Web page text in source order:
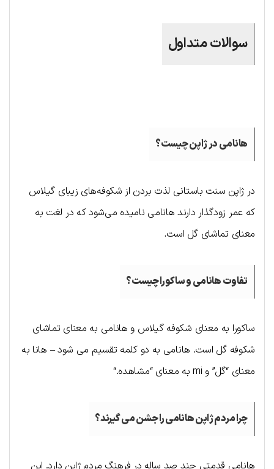
سوالات متداول
هانامی در ژاپن چیست؟
معنای تماشای گل است.
تفاوت هانامی و ساکورا چیست؟
معنای “گل” و
به معنای “مشاهده“.
چرا مردم ژاپن هانامی را جشن می گیرند؟